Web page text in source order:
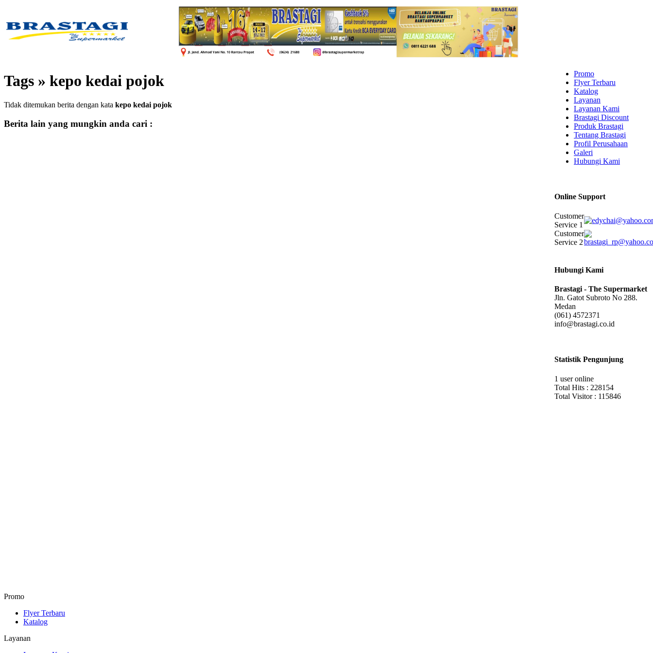
Tags » kepo kedai pojok
Tidak ditemukan berita dengan kata kepo kedai pojok
Berita lain yang mungkin anda cari :
Promo
Flyer Terbaru
Katalog
Layanan
Layanan Kami
Brastagi Discount
Produk Brastagi
Tentang Brastagi
Profil Perusahaan
Galeri
Hubungi Kami
Online Support
Customer
Service 1
Customer
Service 2
Hubungi Kami
Brastagi - The Supermarket
Jln. Gatot Subroto No 288.
Medan
(061) 4572371
info@brastagi.co.id
Statistik Pengunjung
1 user online
Total Hits : 228154
Total Visitor : 115846
Promo
Flyer Terbaru
Katalog
Layanan